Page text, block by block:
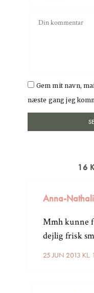
Gem mit navn,
næste gang jeg
16
Anna-
25 JUN 2013 KL.
Mmh kunne
dejlig frisk